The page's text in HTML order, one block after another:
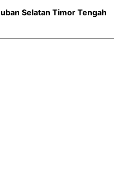
Selatan Timor Tengah